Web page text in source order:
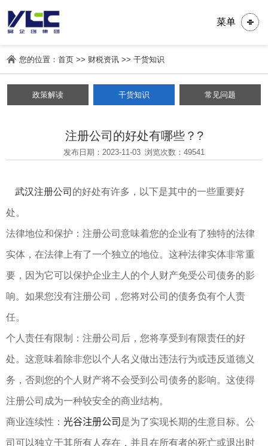
菜单
您的位置：首页 >> 财税资讯 >>干货知识
政策解读 干货知识 常见问题
注册公司的好处有哪些？?
发布日期：2023-11-03 浏览次数：49541
武汉注册公司 的好处有许多，以下是其中的一些重要好
处。
法律地位和保护：注册公司意味着您的企业有了独特的法律
实体，在法律上有了一个独立的地位。这种法律实体非常重
要，因为它可以保护企业主人的个人财产免受公司债务的影
响。如果您没有注册公司，您将对公司的债务负有个人责
任。
个人责任有限制：注册公司后，您将享受到有限责任的好
处。这意味着除非您以个人名义做出违法行为或违反道德义
务，否则您的个人财产将不会受到公司债务的影响。这使得
注册公司成为一种较安全的商业结构。
商业连续性： 光谷注册公司 是为了实现长期的生意目标。公
司可以独立于其所有人存在，并且在所有者的死亡或退出时